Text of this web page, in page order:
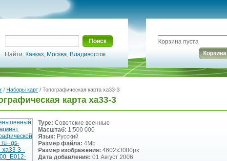
Поиск
Найти: Кавказ, Москва, Владивосток
Корзина пуста
Корзина
/ Наборы карт / Топографическая карта xa33-3
карта xa33-3
Type: Советские военные
Масштаб: 1:500 000
Язык: Русский
Размер файла: 4Mb
Размер изображения: 4602x3080px
Дата добавления: 01 Август 2006